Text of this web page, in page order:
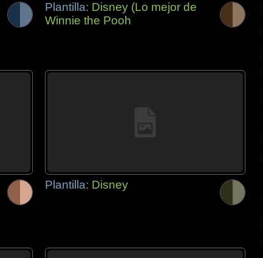
Plantilla: Disney (Lo mejor de
Winnie the Pooh
Plantilla: Disney